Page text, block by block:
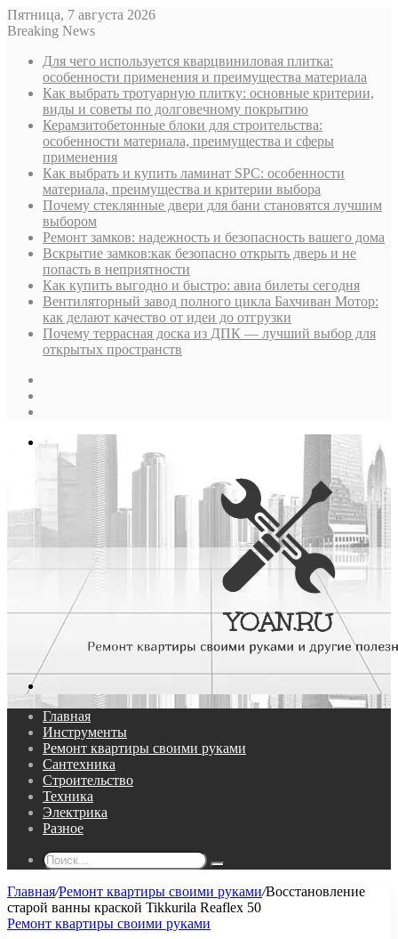
Пятница, 7 августа 2026
Breaking News
Для чего используется кварцвиниловая плитка:
особенности применения и преимущества материала
Как выбрать тротуарную плитку: основные критерии,
виды и советы по долговечному покрытию
Керамзитобетонные блоки для строительства:
особенности материала, преимущества и сферы
применения
Как выбрать и купить ламинат SPC: особенности
материала, преимущества и критерии выбора
Почему стеклянные двери для бани становятся лучшим
выбором
Ремонт замков: надежность и безопасность вашего дома
Вскрытие замков:как безопасно открыть дверь и не
попасть в неприятности
Как купить выгодно и быстро: авиа билеты сегодня
Вентиляторный завод полного цикла Бахчиван Мотор:
как делают качество от идеи до отгрузки
Почему террасная доска из ДПК — лучший выбор для
открытых пространств
Меню
Главная
Инструменты
Ремонт квартиры своими руками
Сантехника
Строительство
Техника
Электрика
Разное
Поиск...
Главная/Ремонт квартиры своими руками/Восстановление
старой ванны краской Tikkurila Reaflex 50
Ремонт квартиры своими руками